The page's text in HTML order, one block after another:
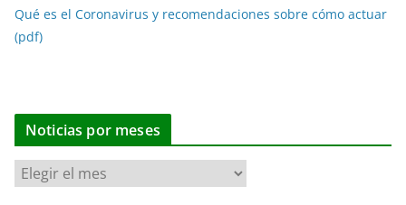
Qué es el Coronavirus y recomendaciones sobre cómo actuar
(pdf)
Noticias por meses
N
o